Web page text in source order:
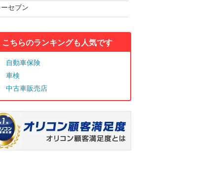
ーセブン
こちらのランキングも人気です
自動車保険
車検
中古車販売店